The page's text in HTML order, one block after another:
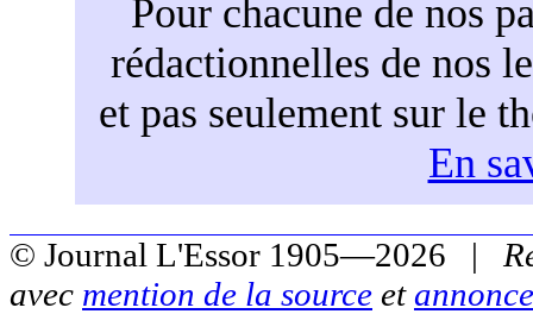
Pour chacune de nos
rédactionnelles de nos
et pas seulement sur le
En
© Journal L'Essor 1905—2026 |
avec mention de la source et